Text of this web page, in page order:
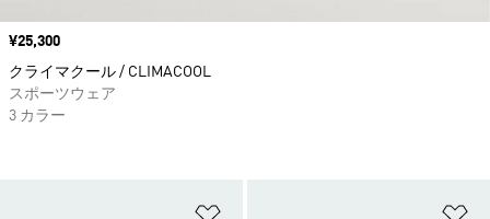
価格
¥25,300
クライマクール / CLIMACOOL
スポーツウェア
3 カラー